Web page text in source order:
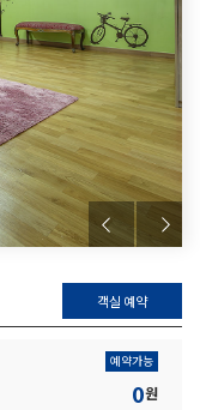
객실 예약
예약가능
0원